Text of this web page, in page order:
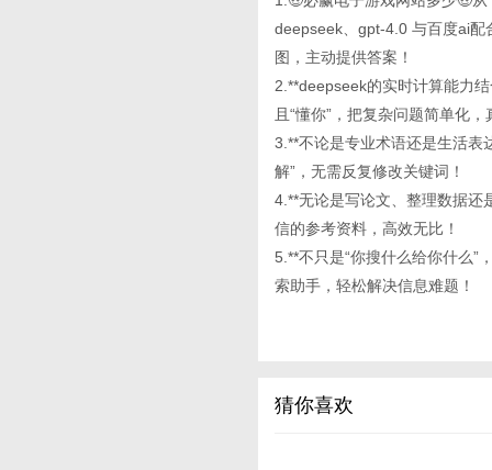
deepseek、gpt-4.0 与百度ai配
图，主动提供答案！
2.**deepseek的实时计算能力
且“懂你”，把复杂问题简单化
3.**不论是专业术语还是生活表
解”，无需反复修改关键词！
4.**无论是写论文、整理数据
信的参考资料，高效无比！
5.**不只是“你搜什么给你什么”
索助手，轻松解决信息难题！
猜你喜欢